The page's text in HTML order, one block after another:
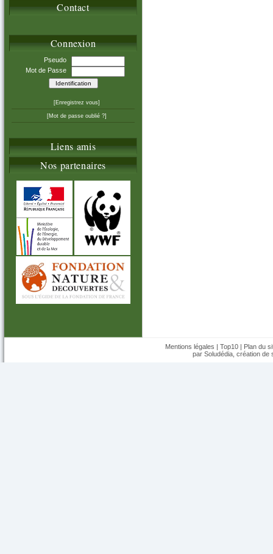
Contact
Connexion
Pseudo
Mot de Passe
[Enregistrez vous]
[Mot de passe oublié ?]
Liens amis
Nos partenaires
Mentions légales | Top10 | Plan du
par Soludédia, création de